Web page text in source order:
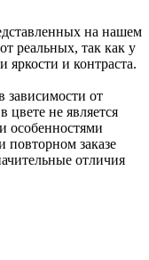
на нашем
реальных, так как у
и контраста.
зависимости от
цвете не является
особенностями
повторном заказе
отличия